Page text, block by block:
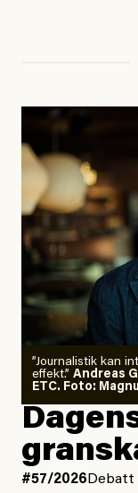
”Journalistik kan
effekt.” Andreas
ETC. Foto:
#57/2026 Debatt